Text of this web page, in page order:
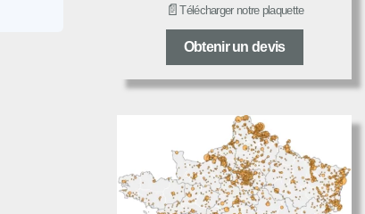
📄Télécharger notre plaquette
Obtenir un devis